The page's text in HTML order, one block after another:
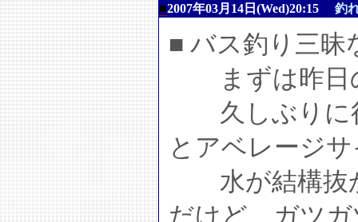
■2007年03月14日(Wed)20:15 釣
■ バス釣り三昧
まずは昨日
久しぶりに行
とアベレージ
水が結構抜
だけど、ガツ